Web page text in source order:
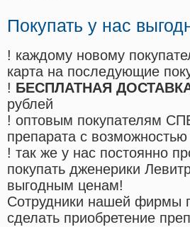
Покупать у нас
! каждому новому
карта на последующие
! БЕСПЛАТНАЯ
рублей
! оптовым покупателям
препарата с
! так же у нас постоянно
покупать дженерики
выгодным ценам!
Cотрудники нашей фирмы
сделать приобретение